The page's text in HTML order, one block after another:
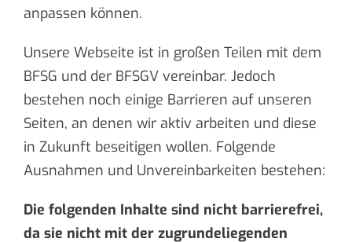
anpassen können.
Unsere Webseite ist in großen Teilen mit dem
BFSG und der BFSGV vereinbar. Jedoch
bestehen noch einige Barrieren auf unseren
Seiten, an denen wir aktiv arbeiten und diese
in Zukunft beseitigen wollen. Folgende
Ausnahmen und Unvereinbarkeiten bestehen:
Die folgenden Inhalte sind nicht barrierefrei,
da sie nicht mit der zugrundeliegenden